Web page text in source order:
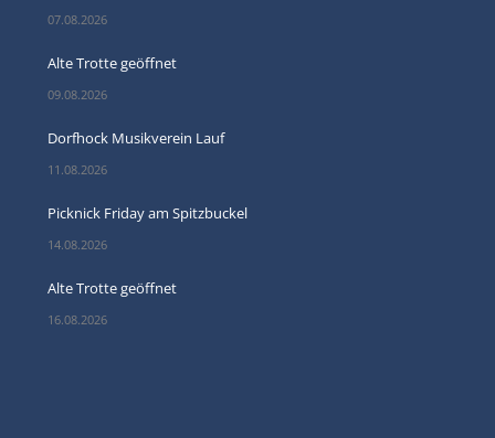
07.08.2026
Alte Trotte geöffnet
09.08.2026
Dorfhock Musikverein Lauf
11.08.2026
Picknick Friday am Spitzbuckel
14.08.2026
Alte Trotte geöffnet
16.08.2026